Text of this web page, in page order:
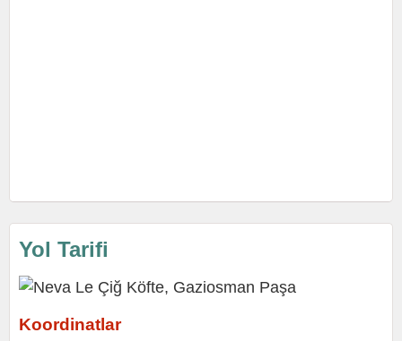
Yol Tarifi
Koordinatlar